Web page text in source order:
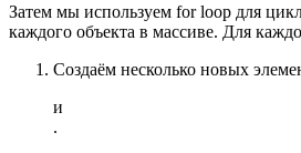
Затем мы используем for loop для
каждого объекта в массиве. Для
Создаём несколько новых
и
.